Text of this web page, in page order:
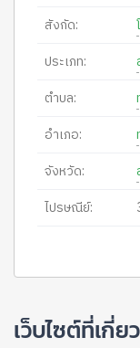
สังกัด:
ประเภท:
ตำบล:
อำเภอ:
จังหวัด:
ไปรษณีย์:
เว็บไซต์ที่เกี่